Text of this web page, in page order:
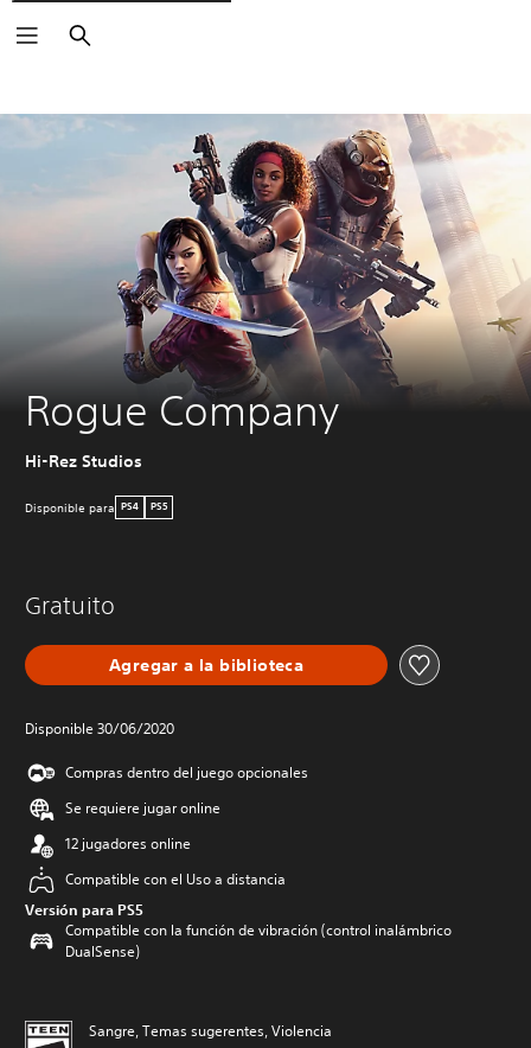
Buscar
Rogue Company
Hi-Rez Studios
Disponible para PS4 PS5
Gratuito
Agregar a la biblioteca
Disponible 30/06/2020
Compras dentro del juego opcionales
Se requiere jugar online
12 jugadores online
Compatible con el Uso a distancia
Versión para PS5
Compatible con la función de vibración (control inalámbrico
DualSense)
Sangre, Temas sugerentes, Violencia